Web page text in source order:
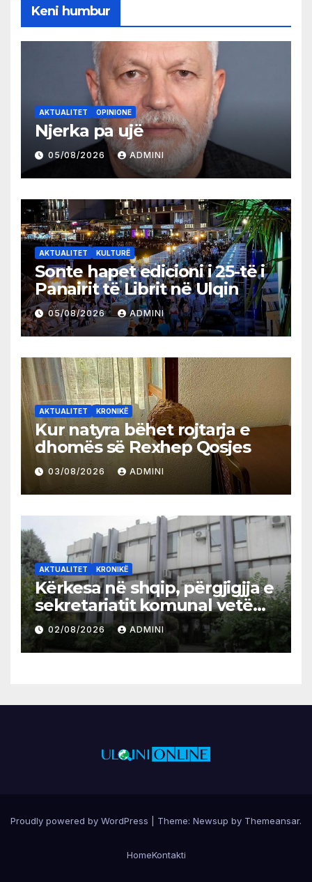
Keni humbur
AKTUALITET OPINIONE
Njerka pa ujë
05/08/2026 ADMINI
AKTUALITET KULTURË
Sonte hapet edicioni i 25-të i
Panairit të Librit në Ulqin
05/08/2026 ADMINI
AKTUALITET KRONIKË
Kur natyra bëhet rojtarja e
dhomës së Rexhep Qosjes
03/08/2026 ADMINI
AKTUALITET KRONIKË
Kërkesa në shqip, përgjigjja e
sekretariatit komunal vetëm
në gjuhën malazeze
02/08/2026 ADMINI
Proudly powered by WordPress Theme: Newsup by Themeansar.
HomeKontakti